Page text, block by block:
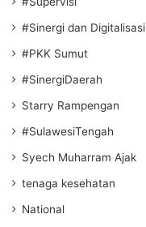
#Sinergi dan Digitalisasi
#PKK Sumut
#SinergiDaerah
Starry Rampengan
#SulawesiTengah
Syech Muharram Ajak
tenaga kesehatan
National